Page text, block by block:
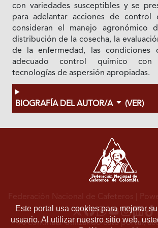
con variedades susceptibles y se
para adelantar acciones de control
consideran el manejo agronómico
distribución de la cosecha, la
de la enfermedad, las condiciones
adecuado control químico
tecnologías de aspersión apropiadas.
BIOGRAFÍA DEL AUTOR/A (VER)
Este portal usa cookies para mejorar
usuario. Al utilizar nuestro sitio web,
Federación Nacional de Cafeteros |
Al continuar utilizando este portal,